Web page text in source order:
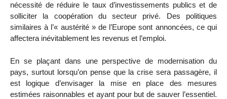
nécessité de réduire le taux d’investissements publics et de
solliciter la coopération du secteur privé. Des politiques
similaires à l’« austérité » de l’Europe sont annoncées, ce qui
affectera inévitablement les revenus et l’emploi.
En se plaçant dans une perspective de modernisation du
pays, surtout lorsqu’on pense que la crise sera passagère, il
est logique d’envisager la mise en place des mesures
estimées raisonnables et ayant pour but de sauver l’essentiel.